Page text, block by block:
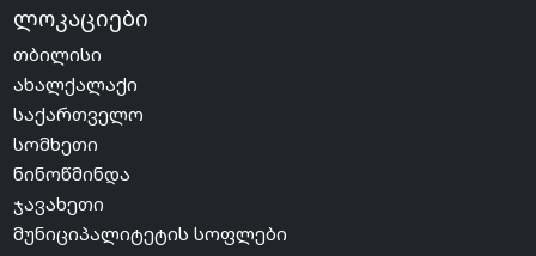
ლოკაციები
თბილისი
ახალქალაქი
საქართველო
სომხეთი
ნინოწმინდა
ჯავახეთი
მუნიციპალიტეტის სოფლები